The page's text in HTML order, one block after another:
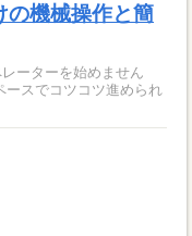
の機械操作と簡
ーターを始めません